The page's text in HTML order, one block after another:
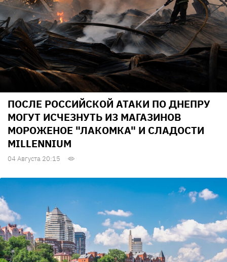
ПОСЛЕ РОССИЙСКОЙ АТАКИ ПО ДНЕПРУ
МОГУТ ИСЧЕЗНУТЬ ИЗ МАГАЗИНОВ
МОРОЖЕНОЕ "ЛАКОМКА" И СЛАДОСТИ
MILLENNIUM
04 Августа 20:15